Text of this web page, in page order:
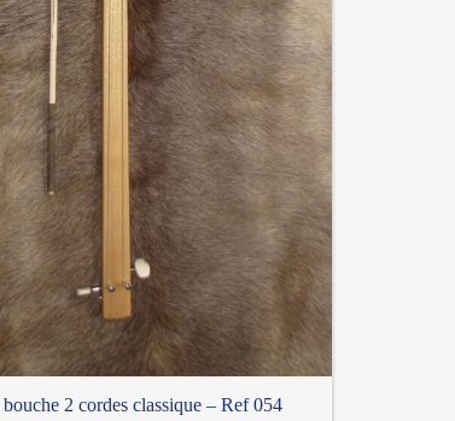
2 cordes classique – Ref 054